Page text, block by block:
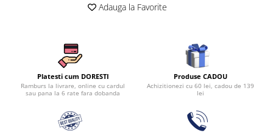
Adauga la Favorite
Platesti cum DORESTI
Ramburs la livrare, online cu cardul
sau pana la 6 rate fara dobanda
Produse CADOU
Achizitionezi cu 60 lei, cadou de 139
lei